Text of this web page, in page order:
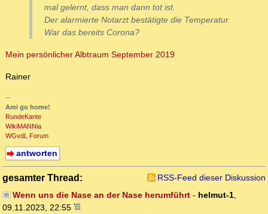
mal gelernt, dass man dann tot ist.
Der alarmierte Notarzt bestätigte die Temperatur.
War das bereits Corona?
Mein persönlicher Albtraum September 2019
Rainer
--
Ami go home!
RundeKante
WikiMANNia
WGvdL Forum
antworten
gesamter Thread:
RSS-Feed dieser Diskussion
Wenn uns die Nase an der Nase herumführt- helmut-1,
09.11.2023, 22:55